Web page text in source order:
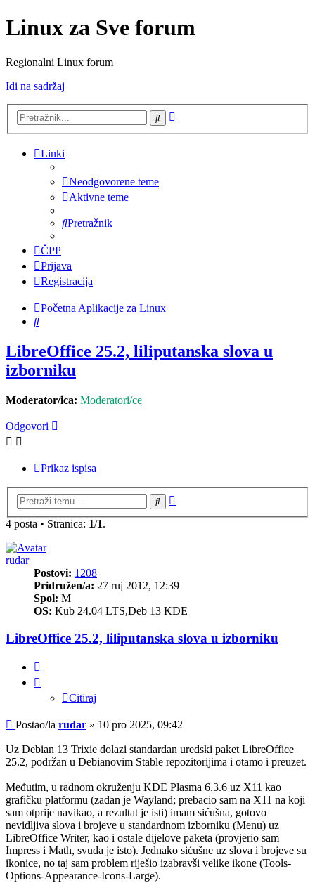
Linux za Sve forum
Regionalni Linux forum
Idi na sadržaj
Pretražnik
Linki
Neodgovorene teme
Aktivne teme
Pretražnik
ČPP
Prijava
Registracija
PočetnaAplikacije za Linux
Pretražnik
LibreOffice 25.2, liliputanska slova u
izborniku
Moderator/ica: Moderatori/ce
Odgovori
Prikaz ispisa
Pretražnik
4 posta • Stranica: 1/1.
rudar
Postovi: 1208
Pridružen/a: 27 ruj 2012, 12:39
Spol: M
OS: Kub 24.04 LTS,Deb 13 KDE
LibreOffice 25.2, liliputanska slova u izborniku
Citiraj
Post
Postao/la rudar » 10 pro 2025, 09:42
Uz Debian 13 Trixie dolazi standardan uredski paket LibreOffice
25.2, podržan u Debianovim Stable repozitorijima i otamo i preuzet.
Međutim, u radnom okruženju KDE Plasma 6.3.6 uz X11 kao
grafičku platformu (zadan je Wayland; prebacio sam na X11 na koji
sam otprije navikao, a rezultat je isti) imam sićušna, gotovo
nevidljiva slova i brojeve u standardnom izborniku (Menu) uz
LibreOffice Writer, kao i ostale dijelove paketa (provjerio sam
Impress i Math, svuda je isto). Jednako sićušne uz slova i brojeve su
ikonice, no taj sam problem riješio izabravši velike ikone (Tools-
Options-Appearance-Icons-Large).